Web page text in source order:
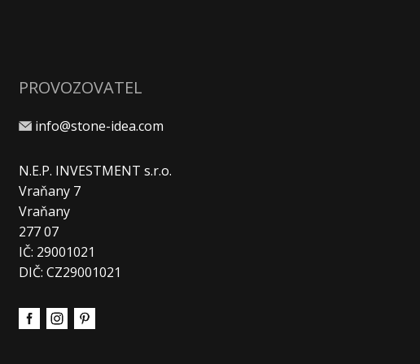
PROVOZOVATEL
info@stone-idea.com
N.E.P. INVESTMENT s.r.o.
Vraňany 7
Vraňany
277 07
IČ: 29001021
DIČ: CZ29001021